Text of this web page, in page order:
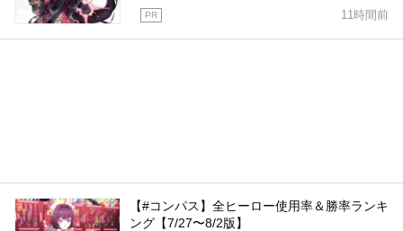
11時間前
PR
【#コンパス】全ヒーロー使用率＆勝率ランキ
ング【7/27〜8/2版】